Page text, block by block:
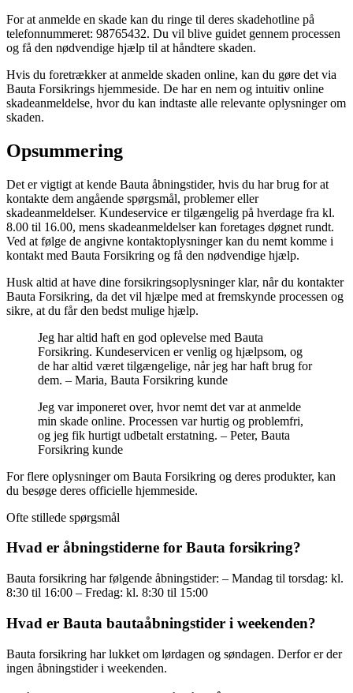
For at anmelde en skade kan du ringe til deres skadehotline på
telefonnummeret: 98765432. Du vil blive guidet gennem processen
og få den nødvendige hjælp til at håndtere skaden.
Hvis du foretrækker at anmelde skaden online, kan du gøre det via
Bauta Forsikrings hjemmeside. De har en nem og intuitiv online
skadeanmeldelse, hvor du kan indtaste alle relevante oplysninger om
skaden.
Opsummering
Det er vigtigt at kende Bauta åbningstider, hvis du har brug for at
kontakte dem angående spørgsmål, problemer eller
skadeanmeldelser. Kundeservice er tilgængelig på hverdage fra kl.
8.00 til 16.00, mens skadeanmeldelser kan foretages døgnet rundt.
Ved at følge de angivne kontaktoplysninger kan du nemt komme i
kontakt med Bauta Forsikring og få den nødvendige hjælp.
Husk altid at have dine forsikringsoplysninger klar, når du kontakter
Bauta Forsikring, da det vil hjælpe med at fremskynde processen og
sikre, at du får den bedst mulige hjælp.
Jeg har altid haft en god oplevelse med Bauta
Forsikring. Kundeservicen er venlig og hjælpsom, og
de har altid været tilgængelige, når jeg har haft brug for
dem. – Maria, Bauta Forsikring kunde
Jeg var imponeret over, hvor nemt det var at anmelde
min skade online. Processen var hurtig og problemfri,
og jeg fik hurtigt udbetalt erstatning. – Peter, Bauta
Forsikring kunde
For flere oplysninger om Bauta Forsikring og deres produkter, kan
du besøge deres officielle hjemmeside.
Ofte stillede spørgsmål
Hvad er åbningstiderne for Bauta forsikring?
Bauta forsikring har følgende åbningstider: – Mandag til torsdag: kl.
8:30 til 16:00 – Fredag: kl. 8:30 til 15:00
Hvad er Bauta bautaåbningstider i weekenden?
Bauta forsikring har lukket om lørdagen og søndagen. Derfor er der
ingen åbningstider i weekenden.